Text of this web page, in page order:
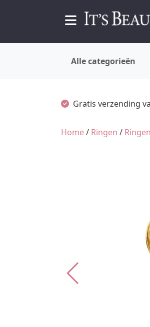
Alle categorieën
Gratis verzending
Home/ Ringen /